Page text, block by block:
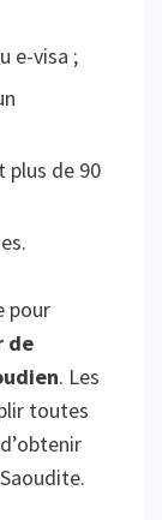
e-visa ;
plus de 90
pour
de
. Les
toutes